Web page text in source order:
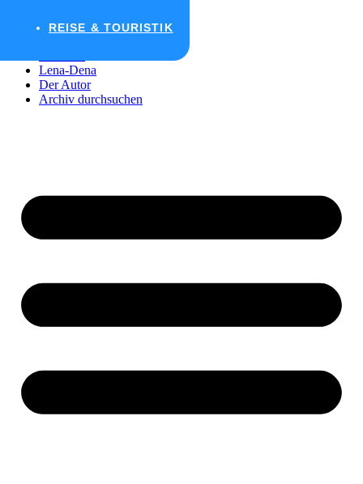
Lena-Dena
Der Autor
Archiv durchsuchen
REISE & TOURISTIK